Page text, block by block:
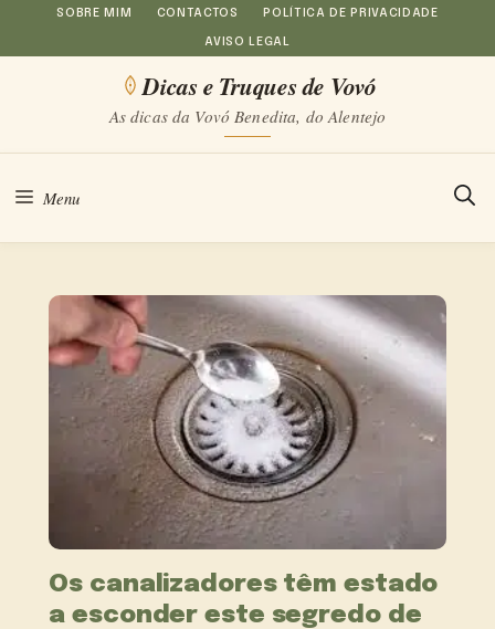
Saltar
para
conteúdo
SOBRE MIM CONTACTOS POLÍTICA DE PRIVACIDADE
AVISO LEGAL
Dicas e Truques de Vovó
As dicas da Vovó Benedita, do Alentejo
Menu
Os canalizadores têm estado
a esconder este segredo de